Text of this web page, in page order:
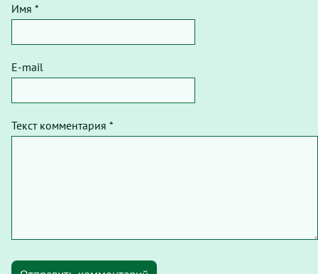
Имя *
E-mail
Текст комментария *